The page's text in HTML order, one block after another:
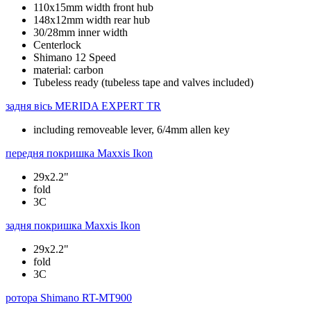
110x15mm width front hub
148x12mm width rear hub
30/28mm inner width
Centerlock
Shimano 12 Speed
material: carbon
Tubeless ready (tubeless tape and valves included)
задня вісь MERIDA EXPERT TR
including removeable lever, 6/4mm allen key
передня покришка Maxxis Ikon
29x2.2"
fold
3C
задня покришка Maxxis Ikon
29x2.2"
fold
3C
ротора Shimano RT-MT900